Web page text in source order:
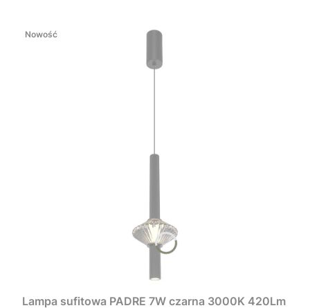
Nowość
Lampa sufitowa PADRE 7W czarna 3000K 420Lm